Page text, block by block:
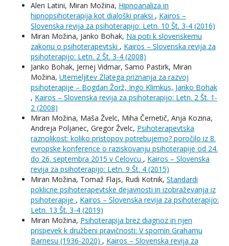
Alen Latini, Miran Možina, Hipnoanaliza in
hipnopsihoterapija kot dialoški praksi , Kairos –
Slovenska revija za psihoterapijo: Letn. 10 Št. 3-4 (2016)
Miran Možina, Janko Bohak, Na poti k slovenskemu
zakonu o psihoterapevtski , Kairos – Slovenska revija za
psihoterapijo: Letn. 2 Št. 3-4 (2008)
Janko Bohak, Jernej Vidmar, Samo Pastirk, Miran
Možina, Utemeljitev Zlatega priznanja za razvoj
psihoterapije – Bogdan Žorž, Ingo Klimkus, Janko Bohak
, Kairos – Slovenska revija za psihoterapijo: Letn. 2 Št. 1-
2 (2008)
Miran Možina, Maša Žvelc, Miha Černetič, Anja Kozina,
Andreja Poljanec, Gregor Žvelc, Psihoterapevtska
raznolikost: koliko pristopov potrebujemo? poročilo iz 8.
evropske konference o raziskovanju psihoterapije od 24.
do 26. septembra 2015 v Celovcu , Kairos – Slovenska
revija za psihoterapijo: Letn. 9 Št. 4 (2015)
Miran Možina, Tomaž Flajs, Rudi Kotnik, Standardi
poklicne psihoterapevtske dejavnosti in izobraževanja iz
psihoterapije , Kairos – Slovenska revija za psihoterapijo:
Letn. 13 Št. 3-4 (2019)
Miran Možina, Psihoterapija brez diagnoz in njen
prispevek k družbeni pravičnosti: V spomin Grahamu
Barnesu (1936-2020) , Kairos – Slovenska revija za